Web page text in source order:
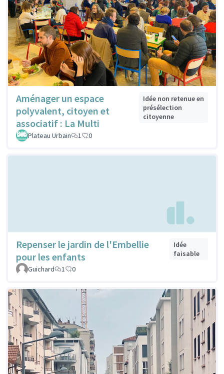
Aménager un espace
polyvalent, citoyen et
associatif : La Multi
Idée non retenue en
présélection
citoyenne
Plateau Urbain 1 0
Repenser le jardin de l'Embellie
pour les enfants
Idée
faisable
Guichard
1 0